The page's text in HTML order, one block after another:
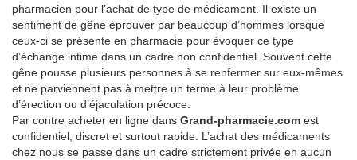
pharmacien pour l’achat de type de médicament. Il existe un
sentiment de gêne éprouver par beaucoup d’hommes lorsque
ceux-ci se présente en pharmacie pour évoquer ce type
d’échange intime dans un cadre non confidentiel. Souvent cette
gêne pousse plusieurs personnes à se renfermer sur eux-mêmes
et ne parviennent pas à mettre un terme à leur problème
d’érection ou d’éjaculation précoce.
Par contre acheter en ligne dans Grand-pharmacie.com est
confidentiel, discret et surtout rapide. L’achat des médicaments
chez nous se passe dans un cadre strictement privée en aucun